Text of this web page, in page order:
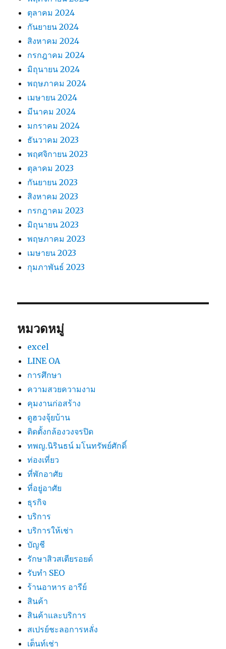
ตุลาคม 2024
กันยายน 2024
สิงหาคม 2024
กรกฎาคม 2024
มิถุนายน 2024
พฤษภาคม 2024
เมษายน 2024
มีนาคม 2024
มกราคม 2024
ธันวาคม 2023
พฤศจิกายน 2023
ตุลาคม 2023
กันยายน 2023
สิงหาคม 2023
กรกฎาคม 2023
มิถุนายน 2023
พฤษภาคม 2023
เมษายน 2023
กุมภาพันธ์ 2023
หมวดหมู่
excel
LINE OA
การศึกษา
ความสวยความงาม
คุมงานก่อสร้าง
ดูฮวงจุ้ยบ้าน
ติดตั้งกล้องวงจรปิด
ทพญ.นิรินธน์ มโนทรัพย์ศักดิ์
ท่องเที่ยว
ที่พักอาศัย
ที่อยู่อาศัย
ธุรกิจ
บริการ
บริการให้เช่า
บัญชี
รักษาสิวสเตียรอยด์
รับทำ SEO
ร้านอาหาร อารีย์
สินค้า
สินค้าและบริการ
สเปรย์ชะลอการหลั่ง
เต็นท์เช่า